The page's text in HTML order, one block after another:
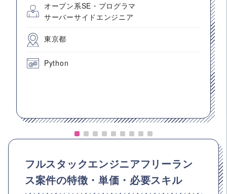
オープン系SE・プログラマ
サーバーサイドエンジニア
東京都
Python
フルスタックエンジニアフリーラン
ス案件の特徴・単価・必要スキル